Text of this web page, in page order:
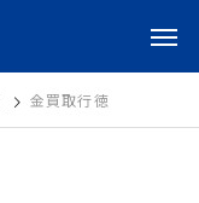
金買取行徳